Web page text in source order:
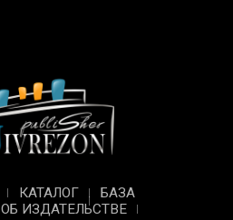
КАТАЛОГ
БАЗА
ОБ ИЗДАТЕЛЬСТВЕ